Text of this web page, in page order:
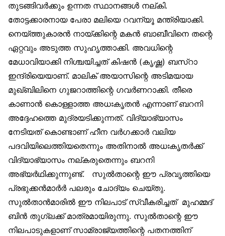
തുടങ്ങിവര്‍ക്കും ഉന്നത സ്ഥാനങ്ങള്‍ നല്കി.
തോട്ടക്കാരനായ പേരാ മലിയെ റവന്യൂ മന്ത്രിയാക്കി.
നെയ്ത്തുകാരന്‍ നായ്ക്കിന്റെ മകന്‍ ബാബീവിനെ തന്റെ
ഏറ്റവും അടുത്ത സുഹൃത്താക്കി. അവധിന്റെ
മേധാവിയാക്കി നിശ്ചയിച്ചത് കിഷന്‍ (കൃഷ്ണ) ബസ്‌റാ
ഇന്ദ്രിയെയാണ്. മാലിക് അയാസിന്റെ അടിമയായ
മുഖ്ബിലിനെ ഗുജറാത്തിന്റെ ഗവര്‍ണറാക്കി. തീരെ
കാണാന്‍ കൊള്ളാത്ത അധഃകൃതന്‍ എന്നാണ് ബറനി
അദ്ദേഹത്തെ മുദ്രയടിക്കുന്നത്. വിദ്യാഭ്യാസം
നേടിയത് കൊണ്ടാണ് ഹീന വര്‍ഗക്കാര്‍ വലിയ
പദവിയിലെത്തിയതെന്നും അതിനാല്‍ അധഃകൃതര്‍ക്ക്
വിദ്യാഭ്യാസം നല്കരുതെന്നും ബറനി
അഭ്യര്‍ഥിക്കുന്നുണ്ട്. സുല്‍താന്റെ ഈ പ്രവൃത്തിയെ
പ്രഭുക്കന്‍മാര്‍ര്‍ പലരും ചോദ്യം ചെയ്തു.
സുല്‍താന്‍മാരില്‍ ഈ നിലപാട് സ്വീകരിച്ചത് മുഹമ്മദ്
ബിന്‍ തുഗ്ലക്ക് മാത്രമായിരുന്നു. സുല്‍താന്റെ ഈ
നിലപാടുകളാണ് സാമ്രാജ്യത്തിന്റെ പതനത്തിന്